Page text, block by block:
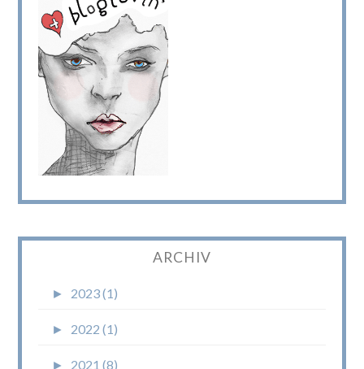
ARCHIV
► 2023 (1)
► 2022 (1)
► 2021 (8)